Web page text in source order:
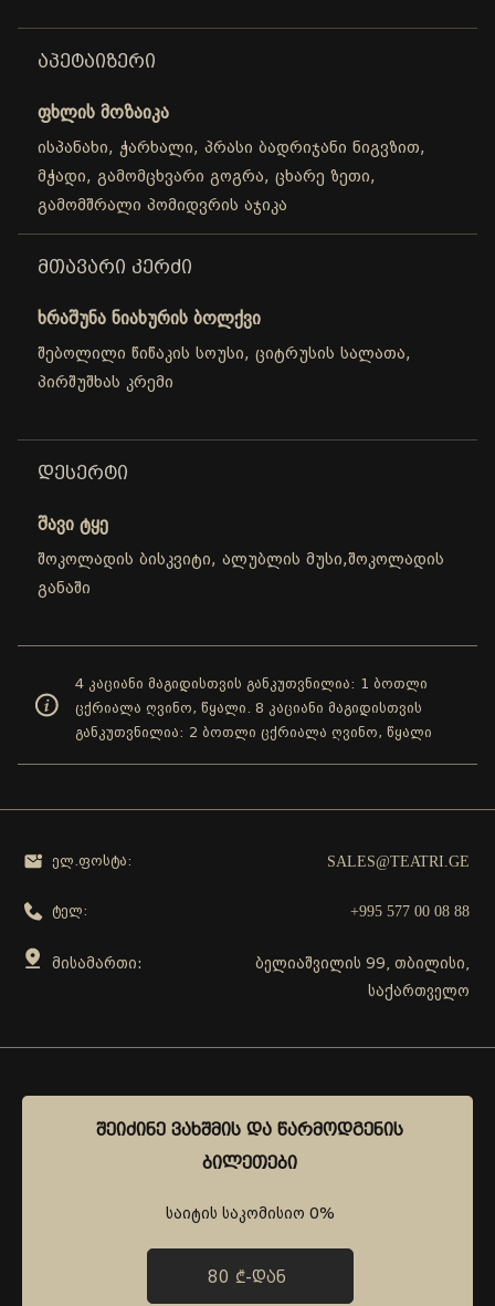
ᲨᲔᲘᲫᲘᲜᲔ ᲕᲐᲮᲨᲛᲘᲡ ᲓᲐ ᲬᲐᲠᲛᲝᲓᲒᲔᲜᲘᲡ
ᲑᲘᲚᲔᲗᲔᲑᲘ
საიტის საკომისიო 0%
80 ₾-ᲓᲐᲜ
ᲐᲞᲔᲢᲐᲘᲖᲔᲠᲘ
ფხლის მოზაიკა
ისპანახი, ჭარხალი, პრასი ბადრიჯანი ნიგვზით,
მჭადი, გამომცხვარი გოგრა, ცხარე ზეთი,
გამომშრალი პომიდვრის აჯიკა
ᲛᲗᲐᲕᲐᲠᲘ ᲙᲔᲠᲫᲘ
ხრაშუნა ნიახურის ბოლქვი
შებოლილი წიწაკის სოუსი, ციტრუსის სალათა,
პირშუშხას კრემი
ᲓᲔᲡᲔᲠᲢᲘ
შავი ტყე
შოკოლადის ბისკვიტი, ალუბლის მუსი,შოკოლადის
განაში
4 კაციანი მაგიდისთვის განკუთვნილია: 1 ბოთლი
ცქრიალა ღვინო, წყალი. 8 კაციანი მაგიდისთვის
განკუთვნილია: 2 ბოთლი ცქრიალა ღვინო, წყალი
ᲨᲔᲘᲫᲘᲜᲔ ᲕᲐᲮᲨᲛᲘᲡ ᲓᲐ ᲬᲐᲠᲛᲝᲓᲒᲔᲜᲘᲡ
ᲑᲘᲚᲔᲗᲔᲑᲘ
საიტის საკომისიო 0%
80 ₾-ᲓᲐᲜ
ელ.ფოსტა: SALES@TEATRI.GE
ტელ: +995 577 00 08 88
მისამართი:
ბელიაშვილის 99, თბილისი,
საქართველო